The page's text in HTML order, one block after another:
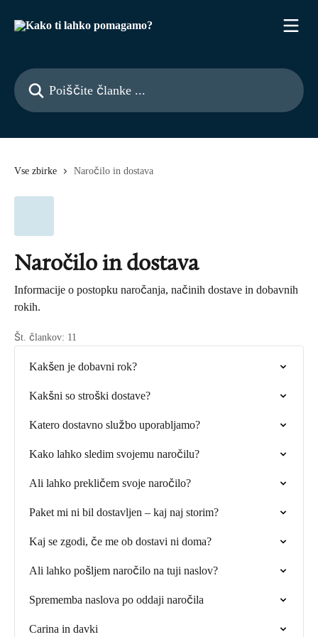
Poiščite članke ...
Vse zbirke Naročilo in dostava
Naročilo in dostava
Informacije o postopku naročanja, načinih dostave in dobavnih
rokih.
Št. člankov: 11
Kakšen je dobavni rok?
Kakšni so stroški dostave?
Katero dostavno službo uporabljamo?
Kako lahko sledim svojemu naročilu?
Ali lahko prekličem svoje naročilo?
Paket mi ni bil dostavljen – kaj naj storim?
Kaj se zgodi, če me ob dostavi ni doma?
Ali lahko pošljem naročilo na tuji naslov?
Sprememba naslova po oddaji naročila
Carina in davki